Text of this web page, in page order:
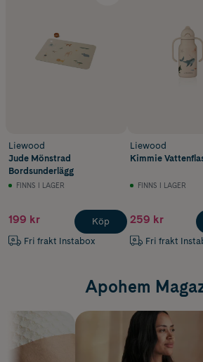
Liewood
Jude Mönstrad
Bordsunderlägg
FINNS I LAGER
199 kr
Fri frakt Instabox
Köp
Liewood
Kimmie
FINNS I LAGER
259 kr
Fri frakt
Apohem